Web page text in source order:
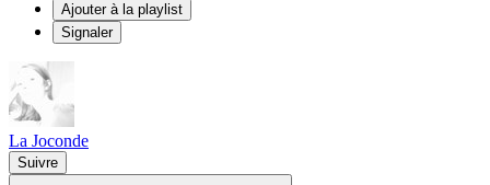
Ajouter à la playlist
Signaler
La Joconde
Suivre